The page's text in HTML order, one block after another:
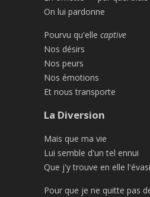
On lui pardonne
Pourvu qu'elle captive
Nos désirs
Nos peurs
Nos émotions
Et nous transporte
La Diversion
Mais que ma vie
Lui semble d'un tel ennui
Que j'y trouve en elle
Pour que je ne quitte pas